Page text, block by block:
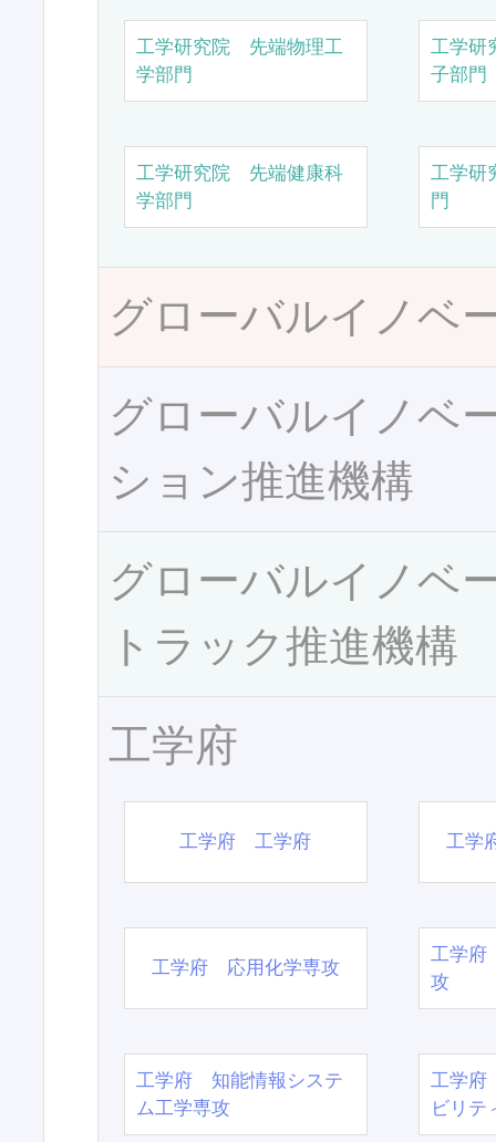
工学研究院 先端物理工
学部門
工学研
子部門
工学研究院 先端健康科
学部門
工学研
門
グローバルイノベ
グローバルイノベ
ション推進機構
グローバルイノベ
トラック推進機構
工学府
工学府 工学府 工学
工学府 応用化学専攻
工学府
攻
工学府 知能情報システ
ム工学専攻
工学府
ビリテ